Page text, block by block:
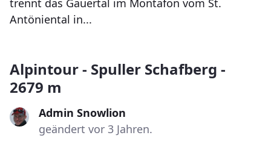
trennt das Gauertal im Montafon vom St.
Antöniental in...
Alpintour - Spuller Schafberg -
2679 m
Admin Snowlion
geändert vor 3 Jahren.